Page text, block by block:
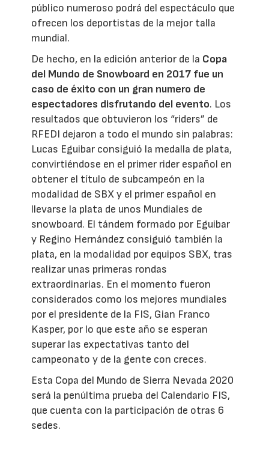
público numeroso podrá del espectáculo que
ofrecen los deportistas de la mejor talla
mundial.
De hecho, en la edición anterior de la Copa
del Mundo de Snowboard en 2017 fue un
caso de éxito con un gran numero de
espectadores disfrutando del evento. Los
resultados que obtuvieron los “riders” de
RFEDI dejaron a todo el mundo sin palabras:
Lucas Eguibar consiguió la medalla de plata,
convirtiéndose en el primer rider español en
obtener el título de subcampeón en la
modalidad de SBX y el primer español en
llevarse la plata de unos Mundiales de
snowboard. El tándem formado por Eguibar
y Regino Hernández consiguió también la
plata, en la modalidad por equipos SBX, tras
realizar unas primeras rondas
extraordinarias. En el momento fueron
considerados como los mejores mundiales
por el presidente de la FIS, Gian Franco
Kasper, por lo que este año se esperan
superar las expectativas tanto del
campeonato y de la gente con creces.
Esta Copa del Mundo de Sierra Nevada 2020
será la penúltima prueba del Calendario FIS,
que cuenta con la participación de otras 6
sedes.